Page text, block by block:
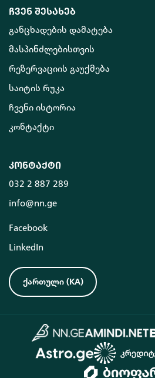
ჩვენ შესახებ
განცხადების დამატება
მასპინძლებისთვის
რეზერვაციის გაუქმება
საიტის რუკა
ჩვენი ისტორია
კონტაქტი
კონტაქტი
032 2 887 289
info@nn.ge
Facebook
LinkedIn
ქართული (KA)